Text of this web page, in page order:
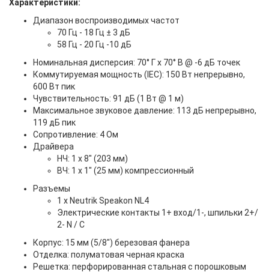
Характеристики:
Диапазон воспроизводимых частот
70 Гц - 18 Гц ± 3 дБ
58 Гц - 20 Гц -10 дБ
Номинальная дисперсия: 70° Г х 70° В @ -6 дБ точек
Коммутируемая мощность (IEC): 150 Вт непрерывно,
600 Вт пик
Чувствительность: 91 дБ (1 Вт @ 1 м)
Максимальное звуковое давление: 113 дБ непрерывно,
119 дБ пик
Сопротивление: 4 Ом
Драйвера
НЧ: 1 х 8" (203 мм)
ВЧ: 1 х 1" (25 мм) компрессионный
Разъемы
1 х Neutrik Speakon NL4
Электрические контакты 1+ вход/1-, шпильки 2+/
2- N / C
Корпус: 15 мм (5/8") березовая фанера
Отделка: полуматовая черная краска
Решетка: перфорированная стальная с порошковым